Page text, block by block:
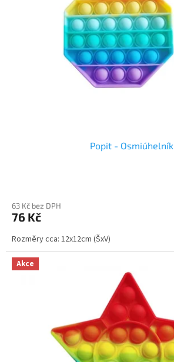
Popit - Osmiúhelník
produktu
je
z
5
hvězdiček.
63 Kč bez DPH
76 Kč
Rozměry cca: 12x12cm (ŠxV)
Akce